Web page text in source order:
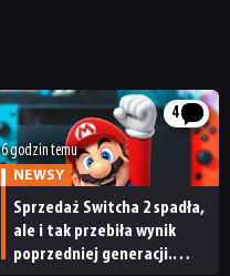
4
6 godzin temu
NEWSY
Sprzedaż Switcha 2 spadła,
ale i tak przebiła wynik
poprzedniej generacji.